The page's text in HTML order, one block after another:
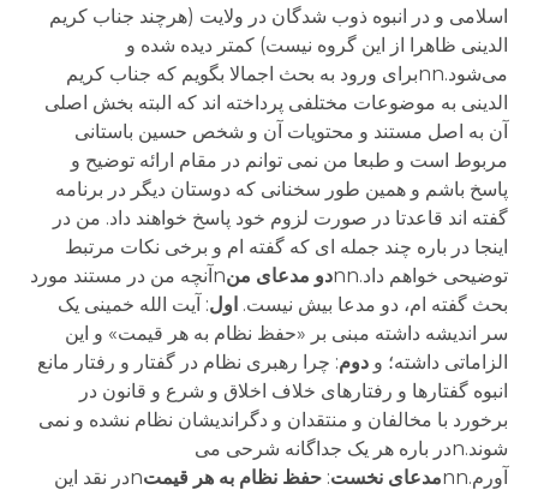
اسلامی و در انبوه ذوب شدگان در ولایت (هرچند جناب کریم
الدینی ظاهرا از این گروه نیست) کمتر دیده شده و
می‌شود.nnبرای ورود به بحث اجمالا بگویم که جناب کریم
الدینی به موضوعات مختلفی پرداخته اند که البته بخش اصلی
آن به اصل مستند و محتویات آن و شخص حسین باستانی
مربوط است و طبعا من نمی توانم در مقام ارائه توضیح و
پاسخ باشم و همین طور سخنانی که دوستان دیگر در برنامه
گفته اند قاعدتا در صورت لزوم خود پاسخ خواهند داد. من در
اینجا در باره چند جمله ای که گفته ام و برخی نکات مرتبط
توضیحی خواهم داد.nn
دو مدعای من
nآنچه من در مستند مورد
بحث گفته ام، دو مدعا بیش نیست. اول: آیت الله خمینی یک
سر اندیشه داشته مبنی بر «حفظ نظام به هر قیمت» و این
الزاماتی داشته؛ و دوم: چرا رهبری نظام در گفتار و رفتار مانع
انبوه گفتارها و رفتارهای خلاف اخلاق و شرع و قانون در
برخورد با مخالفان و منتقدان و دگراندیشان نظام نشده و نمی
شوند.nدر باره هر یک جداگانه شرحی می
آورم.nn
مدعای نخست: حفظ نظام به هر قیمت
nدر نقد این